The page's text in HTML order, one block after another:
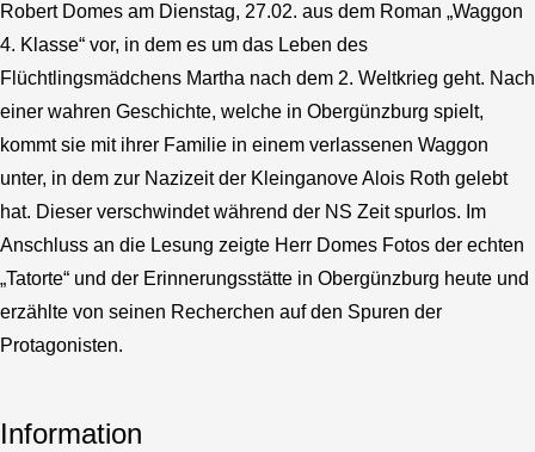
Robert Domes am Dienstag, 27.02. aus dem Roman „Waggon
4. Klasse“ vor, in dem es um das Leben des
Flüchtlingsmädchens Martha nach dem 2. Weltkrieg geht. Nach
einer wahren Geschichte, welche in Obergünzburg spielt,
kommt sie mit ihrer Familie in einem verlassenen Waggon
unter, in dem zur Nazizeit der Kleinganove Alois Roth gelebt
hat. Dieser verschwindet während der NS Zeit spurlos. Im
Anschluss an die Lesung zeigte Herr Domes Fotos der echten
„Tatorte“ und der Erinnerungsstätte in Obergünzburg heute und
erzählte von seinen Recherchen auf den Spuren der
Protagonisten.
Information